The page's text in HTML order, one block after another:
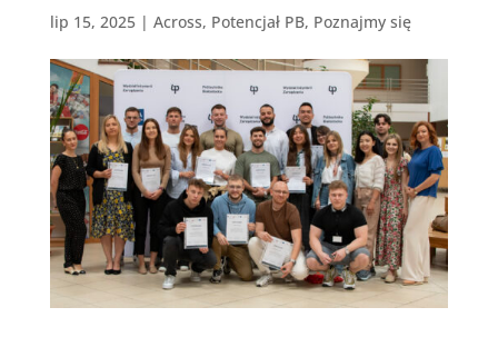
lip 15, 2025| Across, Potencjał PB, Poznajmy się